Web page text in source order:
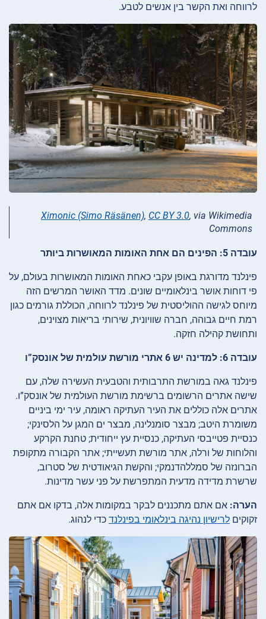
לרווחה ואת הקשר בין אנשים לטבע.
Ximonic (Simo Räsänen), CC BY 3.0, via Wikimedia
Commons
עובדה 5: הפינים הם אחת האומות המאושרות ביותר
פינלנד מדורגת באופן עקבי כאחת האומות המאושרות בעולם, על
פי דוחות אושר בינלאומיים שונים. מדד האושר המרשים הזה
מיוחס לגישה ההוליסטית של פינלנד לרווחה, הכוללת גורמים כגון
רמת חיים גבוהה, חברה שוויונית, שירותי בריאות מצוינים,
ותחושת קהילה חזקה.
עובדה 6: למדינה יש 6 אתרי מורשת עולמית של אונסק”ו
פינלנד גאה במורשת התרבותית והטבעית העשירה שלה, עם
שישה אתרים הרשומים ברשימת מורשת העולמית של אונסק”ו.
אתרים אלה כוללים את העיר העתיקה ראומה, עיר ימי ביניים
משומרת היטב; מבצר סומנלינה, מבצר ים המגן על הלסינקי;
כנסיית פטייבסי העתיקה, כנסיית עץ ייחודית; טחנת הקרקע
והלוחות של ורלה, אתר מורשת תעשייתי; אתר הקבורה מתקופת
הברונזה של סמללהדנמקי; והקשת הגיאודטית של סטרוב,
שרשרת מדידה מדעית המתפרשת על פני עשר מדינות.
הערה: אם אתם מתכננים לבקר במקומות אלה, בדקו אם אתם
זקוקים לרישיון נהיגה בינלאומי בפינלנד כדי לנהוג.